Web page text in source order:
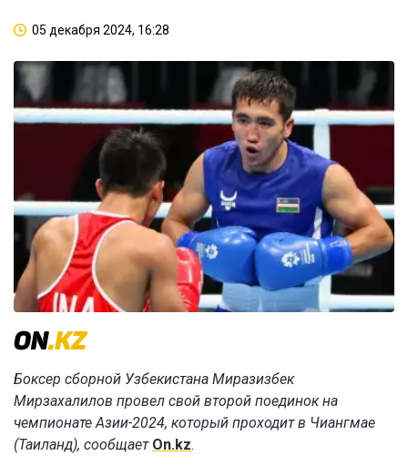
05 декабря 2024, 16:28
Боксер сборной Узбекистана Миразизбек
Мирзахалилов провел свой второй поединок на
чемпионате Азии-2024, который проходит в Чиангмае
(Таиланд), сообщает On.kz.